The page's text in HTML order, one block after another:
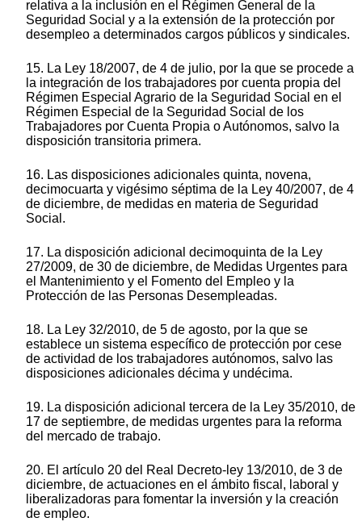
relativa a la inclusión en el Régimen General de la
Seguridad Social y a la extensión de la protección por
desempleo a determinados cargos públicos y sindicales.
15. La Ley 18/2007, de 4 de julio, por la que se procede a
la integración de los trabajadores por cuenta propia del
Régimen Especial Agrario de la Seguridad Social en el
Régimen Especial de la Seguridad Social de los
Trabajadores por Cuenta Propia o Autónomos, salvo la
disposición transitoria primera.
16. Las disposiciones adicionales quinta, novena,
decimocuarta y vigésimo séptima de la Ley 40/2007, de 4
de diciembre, de medidas en materia de Seguridad
Social.
17. La disposición adicional decimoquinta de la Ley
27/2009, de 30 de diciembre, de Medidas Urgentes para
el Mantenimiento y el Fomento del Empleo y la
Protección de las Personas Desempleadas.
18. La Ley 32/2010, de 5 de agosto, por la que se
establece un sistema específico de protección por cese
de actividad de los trabajadores autónomos, salvo las
disposiciones adicionales décima y undécima.
19. La disposición adicional tercera de la Ley 35/2010, de
17 de septiembre, de medidas urgentes para la reforma
del mercado de trabajo.
20. El artículo 20 del Real Decreto-ley 13/2010, de 3 de
diciembre, de actuaciones en el ámbito fiscal, laboral y
liberalizadoras para fomentar la inversión y la creación
de empleo.